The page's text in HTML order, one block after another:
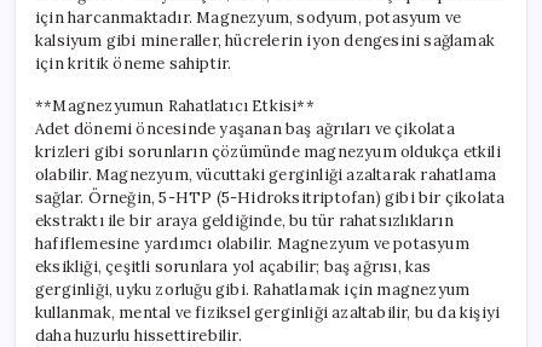
için harcanmaktadır. Magnezyum, sodyum, potasyum ve
kalsiyum gibi mineraller, hücrelerin iyon dengesini sağlamak
için kritik öneme sahiptir.
**Magnezyumun Rahatlatıcı Etkisi**
Adet dönemi öncesinde yaşanan baş ağrıları ve çikolata
krizleri gibi sorunların çözümünde magnezyum oldukça etkili
olabilir. Magnezyum, vücuttaki gerginliği azaltarak rahatlama
sağlar. Örneğin, 5-HTP (5-Hidroksitriptofan) gibi bir çikolata
ekstraktı ile bir araya geldiğinde, bu tür rahatsızlıkların
hafiflemesine yardımcı olabilir. Magnezyum ve potasyum
eksikliği, çeşitli sorunlara yol açabilir; baş ağrısı, kas
gerginliği, uyku zorluğu gibi. Rahatlamak için magnezyum
kullanmak, mental ve fiziksel gerginliği azaltabilir, bu da kişiyi
daha huzurlu hissettirebilir.